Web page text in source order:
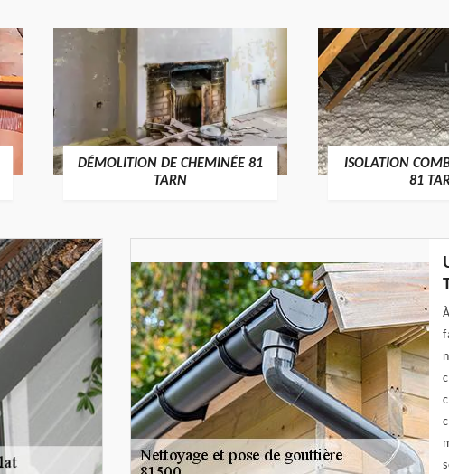
DÉMOLITION DE CHEMINÉE 81
TARN
ISOLATION
81